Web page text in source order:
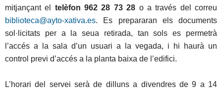
mitjançant el telèfon 962 28 73 28 o a través del correu
biblioteca@ayto-xativa.es. Es prepararan els documents
sol·licitats per a la seua retirada, tan sols es permetrà
l’accés a la sala d’un usuari a la vegada, i hi haurà un
control previ d’accés a la planta baixa de l’edifici.
L’horari del servei serà de dilluns a divendres de 9 a 14